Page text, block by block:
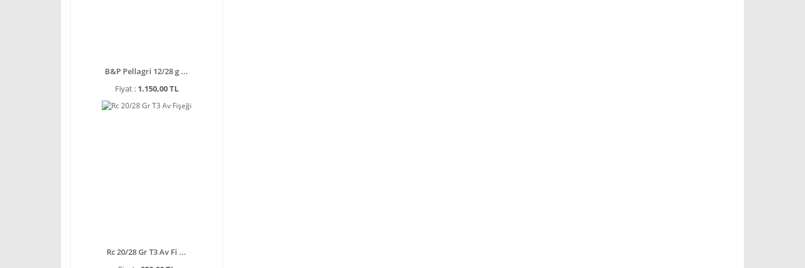
B&P Pellagri 12/28 g ...
Fiyat : 1.150,00 TL
Rc 20/28 Gr T3 Av Fi ...